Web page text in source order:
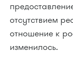
отсутствием
отношение к
изменилось.